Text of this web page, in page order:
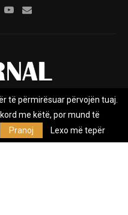
Marketing
e pavarur, e themeluar në vitin
të përmirësuar përvojën tuaj.
me këtë, por mund të
Pranoj Lexo më tepër